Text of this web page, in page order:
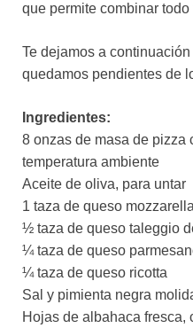
que permite combinar
Te dejamos a
quedamos pendientes de
Ingredientes:
8 onzas de masa de pizza
temperatura ambiente
Aceite de oliva, para untar
1 taza de queso
½ taza de queso taleggio
¼ taza de queso
¼ taza de queso ricotta
Sal y pimienta negra
Hojas de albahaca fresca,